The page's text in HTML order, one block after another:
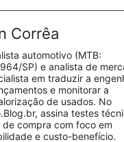
Corrêa
automotivo (MTB:
SP) e analista de
em traduzir a
e monitorar a
de usados. No
assina testes
de compra com foco em
e custo-benefício.